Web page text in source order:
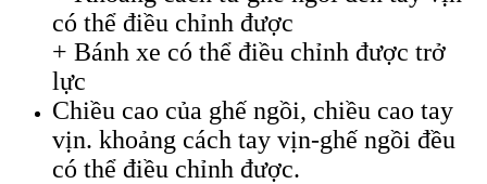
có thể điều chỉnh được
+ Bánh xe có thể điều chỉnh được trở
lực
Chiều cao của ghế ngồi, chiều cao tay
vịn. khoảng cách tay vịn-ghế ngồi đều
có thể điều chỉnh được.